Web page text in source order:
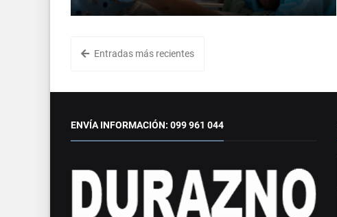
Entradas más recientes
ENVÍA INFORMACIÓN: 099 961 044